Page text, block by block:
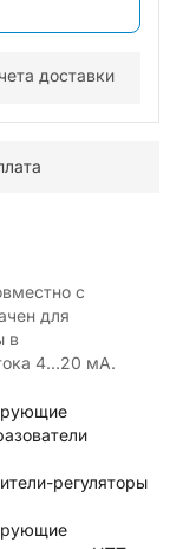
доставки
с
для
в
4…20 мА.
регуляторы